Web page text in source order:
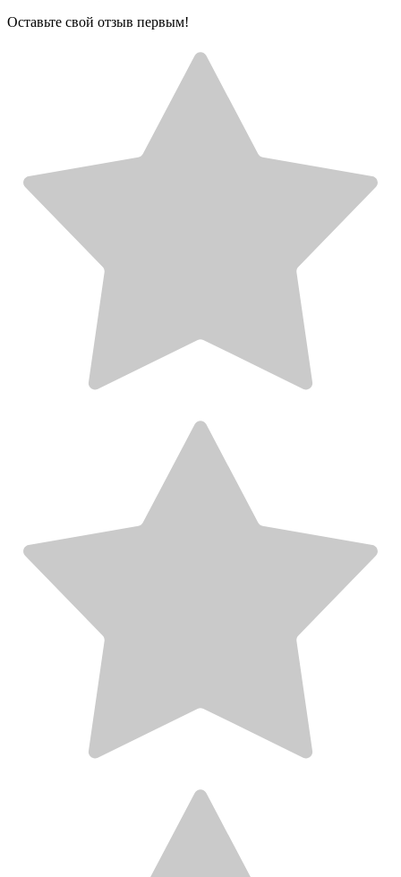
Оставьте свой отзыв первым!